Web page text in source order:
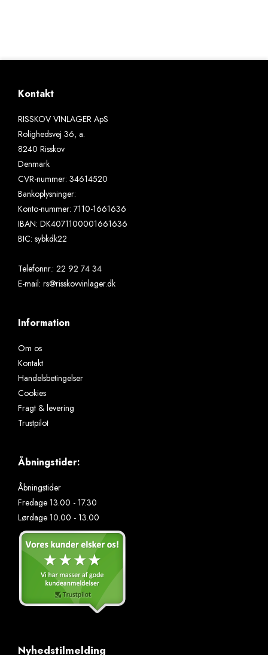
Kontakt
RISSKOV VINLAGER ApS
Rolighedsvej 36, a.
8240 Risskov
Denmark
CVR-nummer: 34614520
Bankoplysninger:
Konto-nummer: 7110-1661636
IBAN: DK4071100001661636
BIC: sybkdk22
Telefonnr.: 22 92 74 34
E-mail: rs@risskovvinlager.dk
Information
Om os
Kontakt
Handelsbetingelser
Cookies
Fragt & levering
Trustpilot
Åbningstider:
Åbningstider
Fredage 13.00 - 17.30
Lørdage 10.00 - 13.00
Nyhedstilmelding